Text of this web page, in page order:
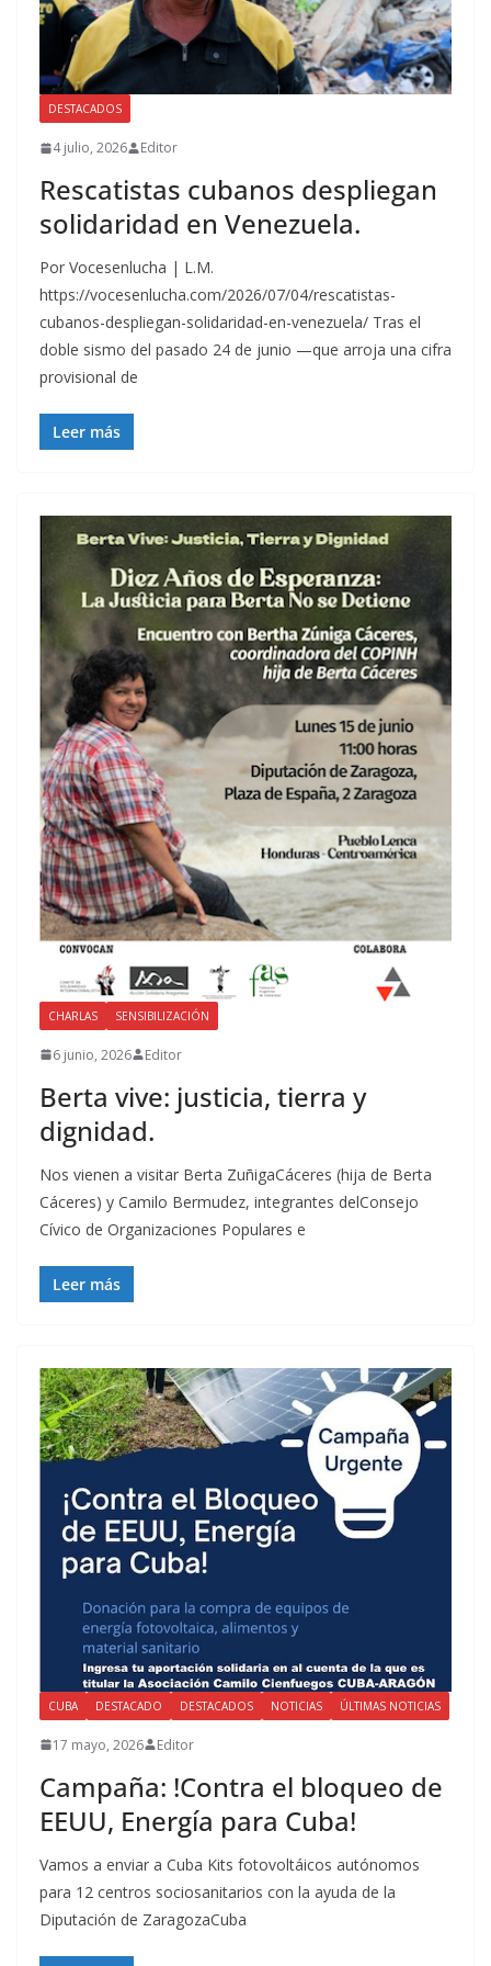
DESTACADOS
4 julio, 2026 Editor
Rescatistas cubanos despliegan
solidaridad en Venezuela.
Por Vocesenlucha | L.M.
https://vocesenlucha.com/2026/07/04/rescatistas-
cubanos-despliegan-solidaridad-en-venezuela/ Tras el
doble sismo del pasado 24 de junio —que arroja una cifra
provisional de
Leer más
CHARLAS SENSIBILIZACIÓN
6 junio, 2026 Editor
Berta vive: justicia, tierra y
dignidad.
Nos vienen a visitar Berta ZuñigaCáceres (hija de Berta
Cáceres) y Camilo Bermudez, integrantes delConsejo
Cívico de Organizaciones Populares e
Leer más
CUBA DESTACADO DESTACADOS NOTICIAS ÚLTIMAS NOTICIAS
17 mayo, 2026 Editor
Campaña: !Contra el bloqueo de
EEUU, Energía para Cuba!
Vamos a enviar a Cuba Kits fotovoltáicos autónomos
para 12 centros sociosanitarios con la ayuda de la
Diputación de ZaragozaCuba